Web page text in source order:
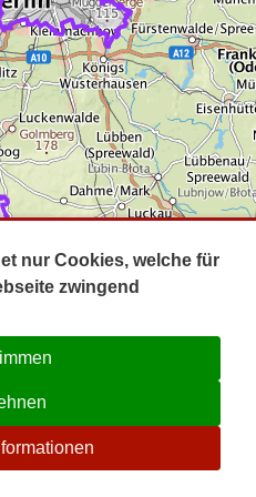
☉
nur Cookies, welche für
zwingend